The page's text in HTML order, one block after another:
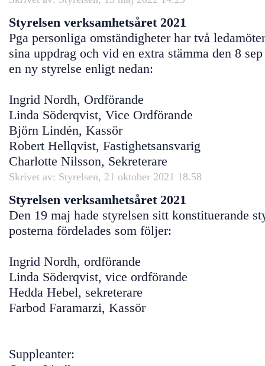
Styrelsen verksamhetsåret 2021
Pga personliga omständigheter har två
sina uppdrag och vid en extra stämma den 8
en ny styrelse enligt nedan:
Ingrid Nordh, Ordförande
Linda Söderqvist, Vice Ordförande
Björn Lindén, Kassör
Robert Hellqvist, Fastighetsansvarig
Charlotte Nilsson, Sekreterare
Skrivet av: Styrelsen, 21 oktober 2021 18.58
Styrelsen verksamhetsåret 2021
Den 19 maj hade styrelsen sitt konstituerande
posterna fördelades som följer:
Ingrid Nordh, ordförande
Linda Söderqvist, vice ordförande
Hedda Hebel, sekreterare
Farbod Faramarzi, Kassör
Suppleanter: